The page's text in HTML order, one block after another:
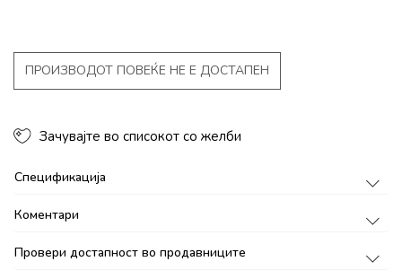
ПРОИЗВОДОТ ПОВЕЌЕ НЕ Е ДОСТАПЕН
Зачувајте во списокот со желби
Спецификација
Коментари
Провери достапност во продавниците